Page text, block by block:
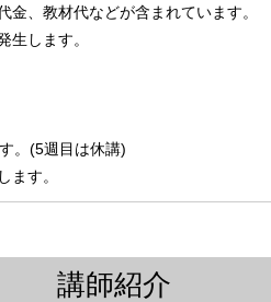
、教材代などが含まれています。
生します。
。(5週目は休講)
ます。
講師紹介